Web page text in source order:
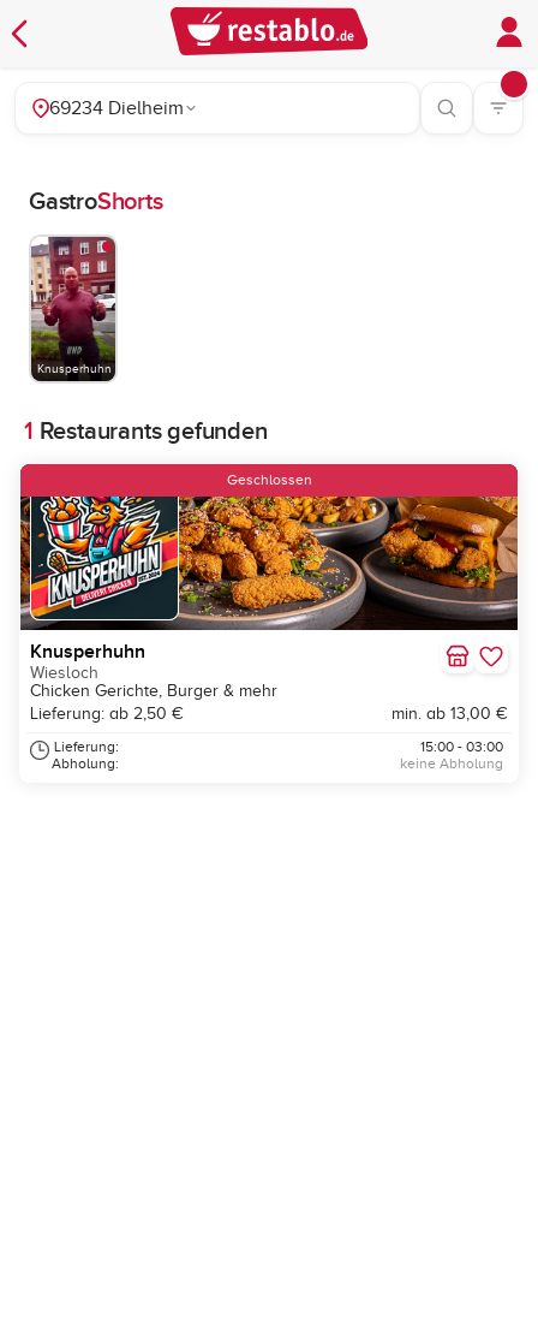
69234 Dielheim
GastroShorts
Knusperhuhn
1 Restaurants gefunden
Geschlossen
Knusperhuhn
Wiesloch
Chicken Gerichte, Burger & mehr
Lieferung: ab 2,50 €
min. ab 13,00 €
Lieferung:
Abholung:
15:00 - 03:00
keine Abholung